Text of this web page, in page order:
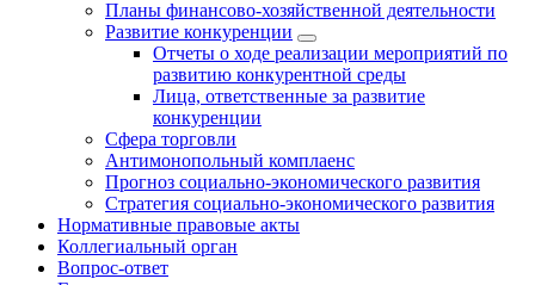
Планы финансово-хозяйственной деятельности
Развитие конкуренции
Отчеты о ходе реализации мероприятий по
развитию конкурентной среды
Лица, ответственные за развитие
конкуренции
Сфера торговли
Антимонопольный комплаенс
Прогноз социально-экономического развития
Стратегия социально-экономического развития
Нормативные правовые акты
Коллегиальный орган
Вопрос-ответ